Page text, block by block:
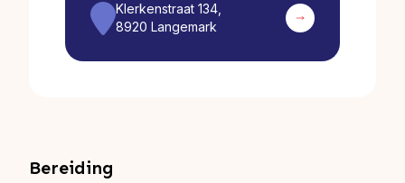
Klerkenstraat 134,
8920 Langemark
Bereiding